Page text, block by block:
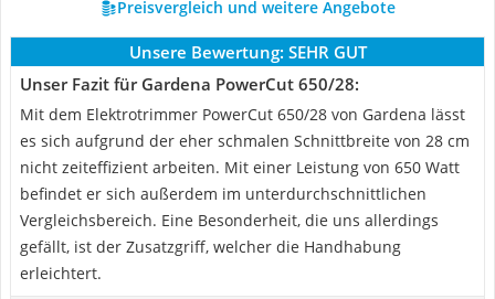
Preisvergleich und weitere Angebote
Unsere Bewertung: SEHR GUT
Unser Fazit für Gardena PowerCut 650/28:
Mit dem Elektrotrimmer PowerCut 650/28 von Gardena lässt
es sich aufgrund der eher schmalen Schnittbreite von 28 cm
nicht zeiteffizient arbeiten. Mit einer Leistung von 650 Watt
befindet er sich außerdem im unterdurchschnittlichen
Vergleichsbereich. Eine Besonderheit, die uns allerdings
gefällt, ist der Zusatzgriff, welcher die Handhabung
erleichtert.